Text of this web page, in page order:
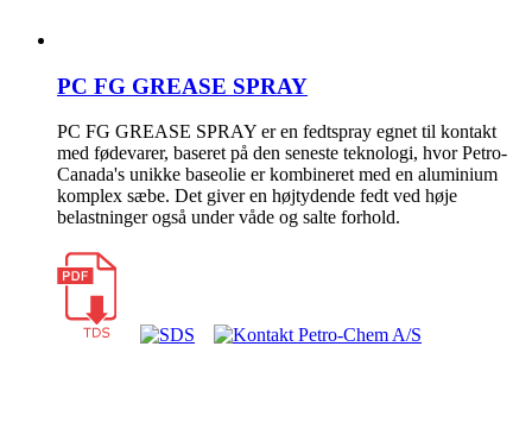
PC FG GREASE SPRAY
PC FG GREASE SPRAY er en fedtspray egnet til kontakt
med fødevarer, baseret på den seneste teknologi, hvor Petro-
Canada's unikke baseolie er kombineret med en aluminium
komplex sæbe. Det giver en højtydende fedt ved høje
belastninger også under våde og salte forhold.